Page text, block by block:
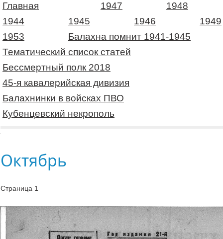
Главная 1947
1948
1944
1945 1946
1949
1953
Балахна помнит 1941-1945
Тематический список статей
Бессмертный полк 2018
45-я кавалерийская дивизия
Балахнинки в войсках ПВО
Кубенцевский некрополь
Октябрь
Страница 1